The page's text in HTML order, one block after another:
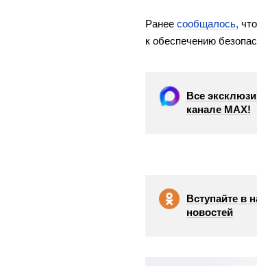
Ранеесообщалось,
к обеспечению
Все
канале МАХ!
Вступайте в
новостей